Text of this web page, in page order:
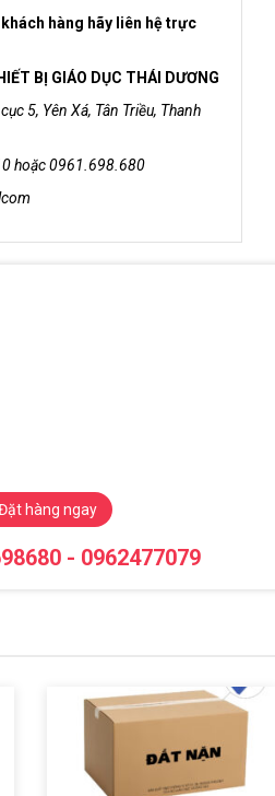
hàng hãy liên hệ trực
BỊ GIÁO DỤC THÁI DƯƠNG
5, Yên Xá, Tân Triều, Thanh
hoặc 0961.698.680
hàng ngay
- 0962477079